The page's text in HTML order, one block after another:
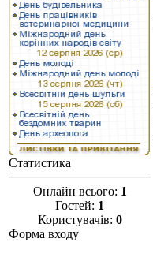
Статистика
Онлайн всього: 1
Гостей: 1
Користувачів: 0
Форма входу